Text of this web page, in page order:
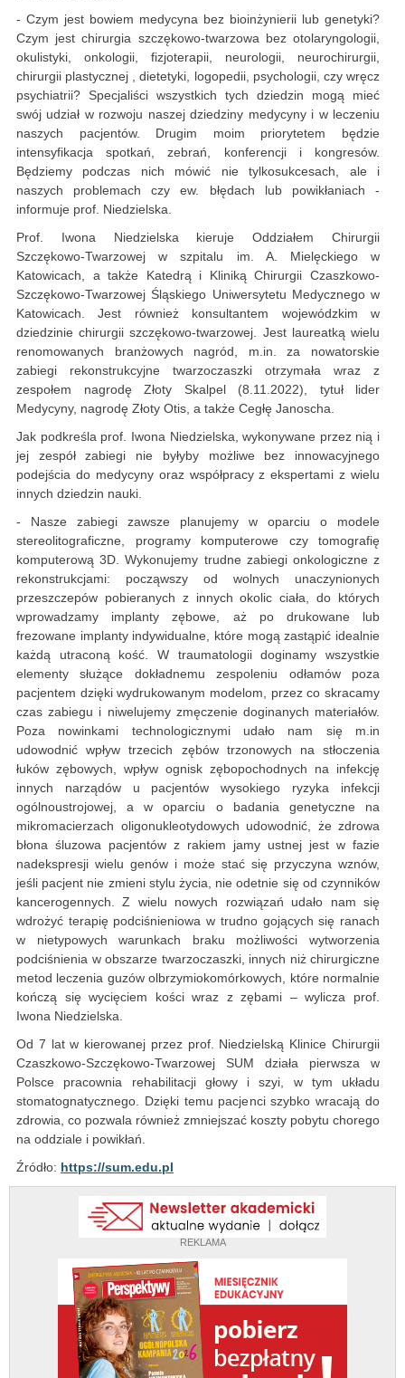
REKLAMA
- Czym jest bowiem medycyna bez bioinżynierii lub genetyki?
Czym jest chirurgia szczękowo-twarzowa bez otolaryngologii,
okulistyki, onkologii, fizjoterapii, neurologii, neurochirurgii,
chirurgii plastycznej , dietetyki, logopedii, psychologii, czy wręcz
psychiatrii? Specjaliści wszystkich tych dziedzin mogą mieć
swój udział w rozwoju naszej dziedziny medycyny i w leczeniu
naszych pacjentów. Drugim moim priorytetem będzie
intensyfikacja spotkań, zebrań, konferencji i kongresów.
Będziemy podczas nich mówić nie tylkosukcesach, ale i
naszych problemach czy ew. błędach lub powikłaniach -
informuje prof. Niedzielska.
Prof. Iwona Niedzielska kieruje Oddziałem Chirurgii
Szczękowo-Twarzowej w szpitalu im. A. Mielęckiego w
Katowicach, a także Katedrą i Kliniką Chirurgii Czaszkowo-
Szczękowo-Twarzowej Śląskiego Uniwersytetu Medycznego w
Katowicach. Jest również konsultantem wojewódzkim w
dziedzinie chirurgii szczękowo-twarzowej. Jest laureatką wielu
renomowanych branżowych nagród, m.in. za nowatorskie
zabiegi rekonstrukcyjne twarzoczaszki otrzymała wraz z
zespołem nagrodę Złoty Skalpel (8.11.2022), tytuł lider
Medycyny, nagrodę Złoty Otis, a także Cegłę Janoscha.
Jak podkreśla prof. Iwona Niedzielska, wykonywane przez nią i
jej zespół zabiegi nie byłyby możliwe bez innowacyjnego
podejścia do medycyny oraz współpracy z ekspertami z wielu
innych dziedzin nauki.
- Nasze zabiegi zawsze planujemy w oparciu o modele
stereolitograficzne, programy komputerowe czy tomografię
komputerową 3D. Wykonujemy trudne zabiegi onkologiczne z
rekonstrukcjami: począwszy od wolnych unaczynionych
przeszczepów pobieranych z innych okolic ciała, do których
wprowadzamy implanty zębowe, aż po drukowane lub
frezowane implanty indywidualne, które mogą zastąpić idealnie
każdą utraconą kość. W traumatologii doginamy wszystkie
elementy służące dokładnemu zespoleniu odłamów poza
pacjentem dzięki wydrukowanym modelom, przez co skracamy
czas zabiegu i niwelujemy zmęczenie doginanych materiałów.
Poza nowinkami technologicznymi udało nam się m.in
udowodnić wpływ trzecich zębów trzonowych na stłoczenia
łuków zębowych, wpływ ognisk zębopochodnych na infekcję
innych narządów u pacjentów wysokiego ryzyka infekcji
ogólnoustrojowej, a w oparciu o badania genetyczne na
mikromacierzach oligonukleotydowych udowodnić, że zdrowa
błona śluzowa pacjentów z rakiem jamy ustnej jest w fazie
nadekspresji wielu genów i może stać się przyczyna wznów,
jeśli pacjent nie zmieni stylu życia, nie odetnie się od czynników
kancerogennych. Z wielu nowych rozwiązań udało nam się
wdrożyć terapię podciśnieniowa w trudno gojących się ranach
w nietypowych warunkach braku możliwości wytworzenia
podciśnienia w obszarze twarzoczaszki, innych niż chirurgiczne
metod leczenia guzów olbrzymiokomórkowych, które normalnie
kończą się wycięciem kości wraz z zębami – wylicza prof.
Iwona Niedzielska.
Od 7 lat w kierowanej przez prof. Niedzielską Klinice Chirurgii
Czaszkowo-Szczękowo-Twarzowej SUM działa pierwsza w
Polsce pracownia rehabilitacji głowy i szyi, w tym układu
stomatognatycznego. Dzięki temu pacjenci szybko wracają do
zdrowia, co pozwala również zmniejszać koszty pobytu chorego
na oddziale i powikłań.
Źródło: https://sum.edu.pl